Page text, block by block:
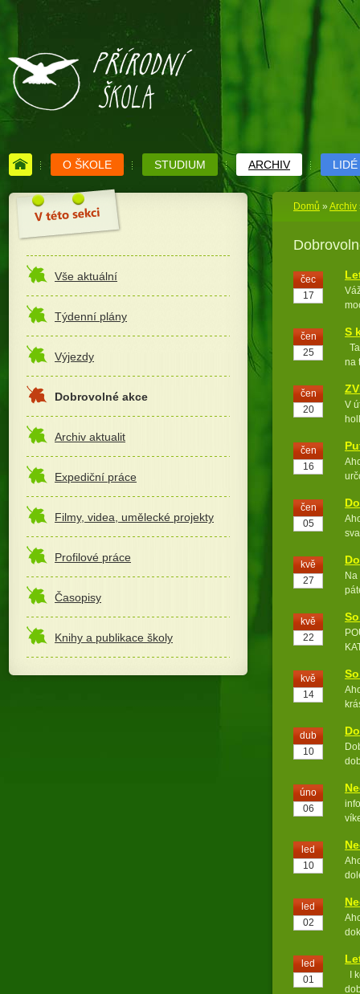
O ŠKOLE STUDIUM ARCHIV LIDÉ
Vše aktuální
Týdenní plány
Výjezdy
Dobrovolné akce
Archiv aktualit
Expediční práce
Filmy, videa, umělecké projekty
Profilové práce
Časopisy
Knihy a publikace školy
Domů » Archiv
čec
17
čen
25
S
na
čen
20
V
čen
16
čen
05
kvě
27
kvě
22
kvě
14
dub
10
úno
06
led
10
led
02
led
01
I